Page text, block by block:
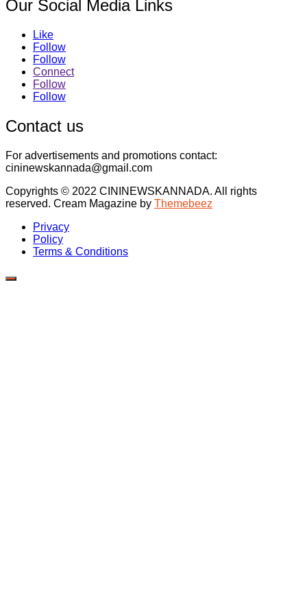
Our Social Media Links
Like
Follow
Follow
Connect
Follow
Follow
Contact us
For advertisements and promotions contact:
cininewskannada@gmail.com
Copyrights © 2022 CININEWSKANNADA. All rights
reserved. Cream Magazine by Themebeez
Privacy
Policy
Terms & Conditions